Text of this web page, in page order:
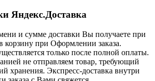
Яндекс.Доставка
и сумме доставки Вы получаете при
корзину при Оформлении заказа.
только после полной оплаты.
не отправляем товар, требующий
хранения. Экспресс-доставка внутри